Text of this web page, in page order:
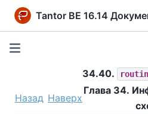
Tantor BE 16.14
34.40.
Назад Наверх
Глава 34.